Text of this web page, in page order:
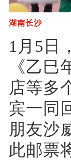
湖南长沙
1月5日
《乙
店等多
宾一同
朋友沙
此邮票